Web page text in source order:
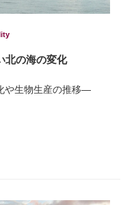
北の海の変化
や生物生産の推移―